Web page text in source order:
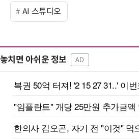
AI 스튜디오
놓치면 아쉬운 정보 AD